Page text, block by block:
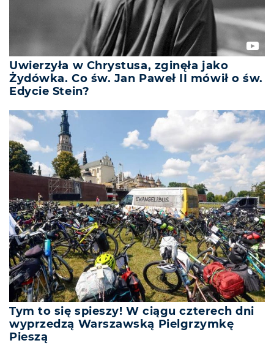
Uwierzyła w Chrystusa, zginęła jako
Żydówka. Co św. Jan Paweł II mówił o św.
Edycie Stein?
Tym to się spieszy! W ciągu czterech dni
wyprzedzą Warszawską Pielgrzymkę
Pieszą